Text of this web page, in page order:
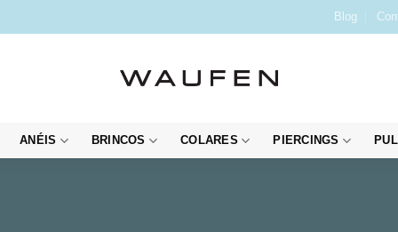
Blog
ANÉIS BRINCOS COLARES PIERCINGS